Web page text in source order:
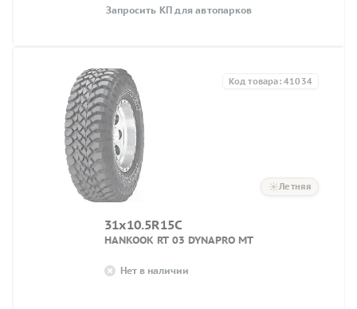
Запросить КП для автопарков
Летняя
Код товара: 41034
31x10.5R15C
HANKOOK RT 03 DYNAPRO MT
Нет в наличии